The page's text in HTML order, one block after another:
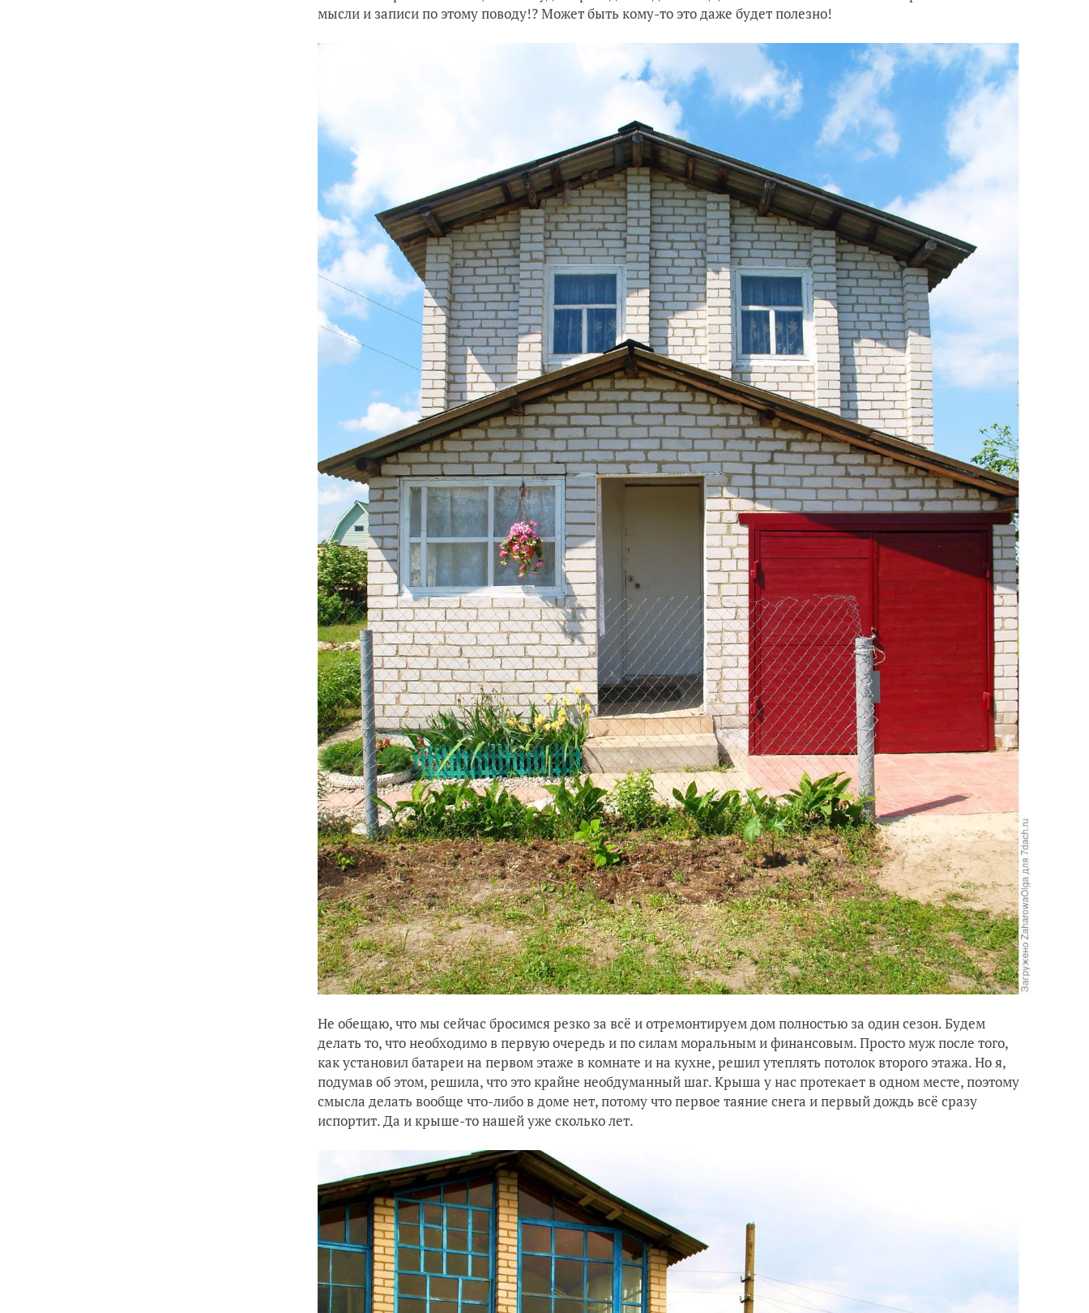
мысли и записи по этому поводу!? Может быть кому-то это даже будет полезно!
Не обещаю, что мы сейчас бросимся резко за всё и отремонтируем дом полностью за один сезон. Будем
делать то, что необходимо в первую очередь и по силам моральным и финансовым. Просто муж после того,
как установил батареи на первом этаже в комнате и на кухне, решил утеплять потолок второго этажа. Но я,
подумав об этом, решила, что это крайне необдуманный шаг. Крыша у нас протекает в одном месте, поэтому
смысла делать вообще что-либо в доме нет, потому что первое таяние снега и первый дождь всё сразу
испортит. Да и крыше-то нашей уже сколько лет.